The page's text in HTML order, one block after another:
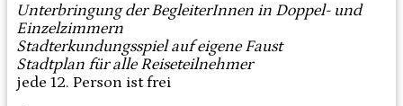
Unterbringung der BegleiterInnen in Doppel- und
Einzelzimmern
Stadterkundungsspiel auf eigene Faust
Stadtplan für alle Reiseteilnehmer
jede 12. Person ist frei